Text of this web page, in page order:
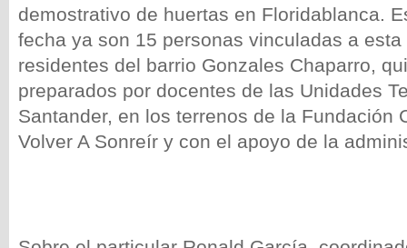
demostrativo de huertas en Floridablanca.
fecha ya son 15 personas vinculadas a
residentes del barrio Gonzales Chaparro,
preparados por docentes de las Unidades
Santander, en los terrenos de la Fundación
Volver A Sonreír y con el apoyo de la